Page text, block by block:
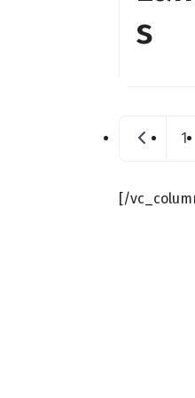
s
1
[/